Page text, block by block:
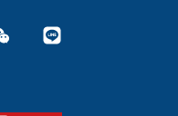
Wechat